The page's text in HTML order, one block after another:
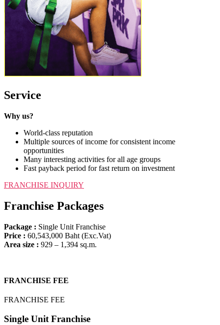
Service
Why us?
World-class reputation
Multiple sources of income for consistent income
opportunities
Many interesting activities for all age groups
Fast payback period for fast return on investment
FRANCHISE INQUIRY​
Franchise Packages
Package : Single Unit Franchise
Price : 60,543,000 Baht (Exc.Vat)
Area size : 929 – 1,394 sq.m.
FRANCHISE FEE
FRANCHISE FEE
Single Unit Franchise